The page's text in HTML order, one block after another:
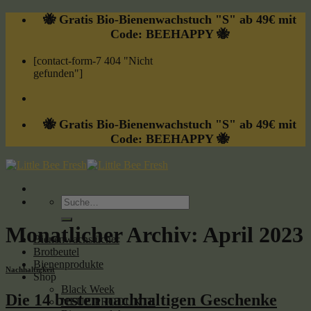
Skip
🐝 Gratis Bio-Bienenwachstuch "S" ab 49€ mit
Code: BEEHAPPY 🐝
[contact-form-7 404 "Nicht
gefunden"]
🐝 Gratis Bio-Bienenwachstuch "S" ab 49€ mit
Code: BEEHAPPY 🐝
Suche
nach:
Bienenwachstücher
Brotbeutel
Bienenprodukte
Shop
Black Week
NEUE PRODUKTE
Monatlicher Archiv: April 2023
Nachhaltigkeit
Die 14 besten nachhaltigen Geschenke